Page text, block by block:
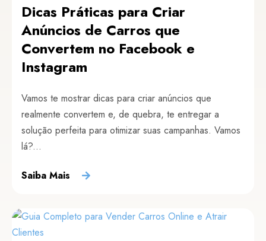
Dicas Práticas para Criar
Anúncios de Carros que
Convertem no Facebook e
Instagram
Vamos te mostrar dicas para criar anúncios que
realmente convertem e, de quebra, te entregar a
solução perfeita para otimizar suas campanhas. Vamos
lá?...
Saiba Mais